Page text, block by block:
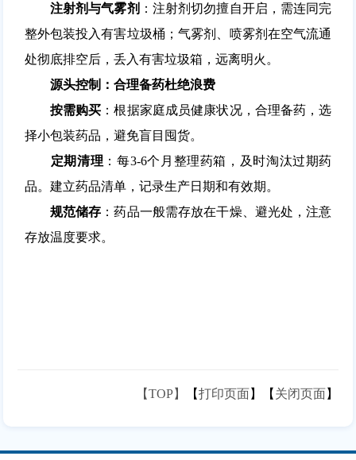
注射剂与气雾剂 ：注射剂切勿擅自开启，需连同完
整外包装投入有害垃圾桶；气雾剂、喷雾剂在空气流通
处彻底排空后，丢入有害垃圾箱，远离明火。
源头控制：合理备药杜绝浪费
按需购买 ：根据家庭成员健康状况，合理备药，选
择小包装药品，避免盲目囤货。
定期清理 ：每3-6个月整理药箱，及时淘汰过期药
品。建立药品清单，记录生产日期和有效期。
规范储存 ：药品一般需存放在干燥、避光处，注意
存放温度要求。
【TOP】 【打印页面】【 关闭页面】